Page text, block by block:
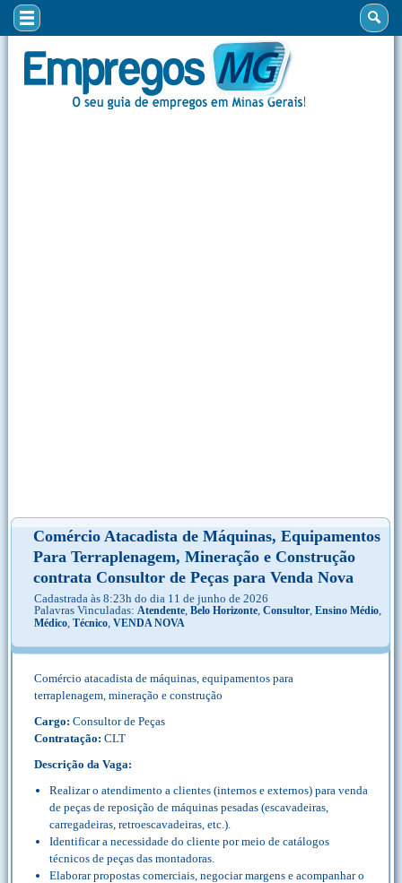
Comércio Atacadista de Máquinas, Equipamentos
Para Terraplenagem, Mineração e Construção
contrata Consultor de Peças para Venda Nova
Cadastrada às 8:23h do dia 11 de junho de 2026
Palavras Vinculadas: Atendente, Belo Horizonte, Consultor, Ensino Médio,
Médico, Técnico, VENDA NOVA
Comércio atacadista de máquinas, equipamentos para
terraplenagem, mineração e construção
Cargo: Consultor de Peças
Contratação: CLT
Descrição da Vaga:
Realizar o atendimento a clientes (internos e externos) para venda
de peças de reposição de máquinas pesadas (escavadeiras,
carregadeiras, retroescavadeiras, etc.).
Identificar a necessidade do cliente por meio de catálogos
técnicos de peças das montadoras.
Elaborar propostas comerciais, negociar margens e acompanhar o